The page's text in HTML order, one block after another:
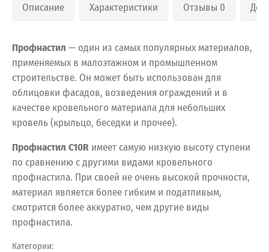
Описание Характеристики Отзывы 0
Профнастил — один из самых популярных материалов,
применяемых в малоэтажном и промышленном
строительстве. Он может быть использован для
облицовки фасадов, возведения ограждений и в
качестве кровельного материала для небольших
кровель (крыльцо, беседки и прочее).
Профнастил С10R имеет самую низкую высоту ступени
по сравнению с другими видами кровельного
профнастила. При своей не очень высокой прочности,
материал является более гибким и податливым,
смотрится более аккуратно, чем другие виды
профнастила.
Категории: